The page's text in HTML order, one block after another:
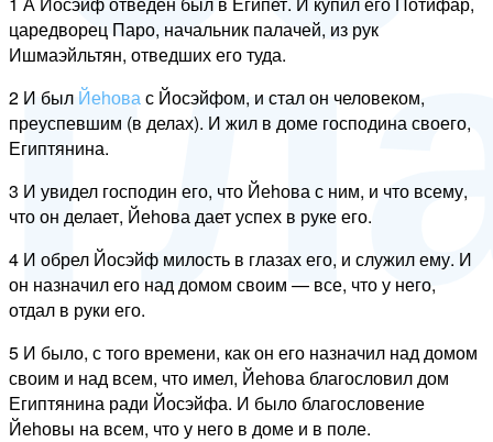
царедворец Паро, начальник палачей, из рук
Ишмаэйльтян, отведших его туда.
2 И был Йеhовас Йосэйфом, и стал он человеком,
преуспевшим (в делах). И жил в доме господина своего,
Египтянина.
3 И увидел господин его, что Йеhова с ним, и что всему,
что он делает, Йеhова дает успех в руке его.
4 И обрел Йосэйф милость в глазах его, и служил ему. И
он назначил его над домом своим — все, что у него,
отдал в руки его.
5 И было, с того времени, как он его назначил над домом
своим и над всем, что имел, Йеhова благословил дом
Египтянина ради Йосэйфа. И было благословение
Йеhовы на всем, что у него в доме и в поле.